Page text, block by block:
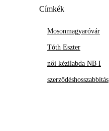
Címkék
Mosonmagyaróvár
Tóth Eszter
női kézilabda NB I
szerződéshosszabbítás